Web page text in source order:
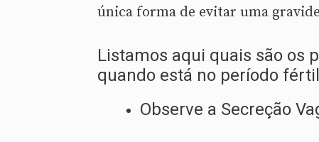
única forma de evitar uma
Listamos aqui quais são os
quando está no período
Observe a Secreção